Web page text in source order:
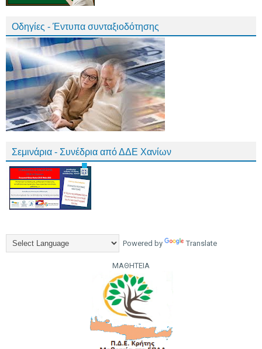
Οδηγίες - Έντυπα συνταξιοδότησης
Σεμινάρια - Συνέδρια από ΔΔΕ Χανίων
Powered by Translate
ΜΑΘΗΤΕΙΑ